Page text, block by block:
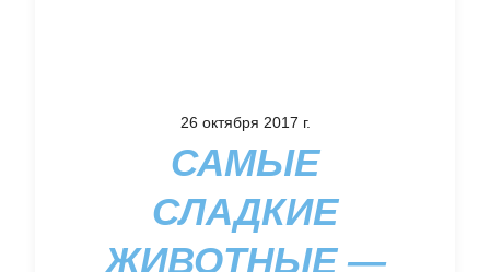
26 октября 2017 г.
САМЫЕ
СЛАДКИЕ
ЖИВОТНЫЕ —